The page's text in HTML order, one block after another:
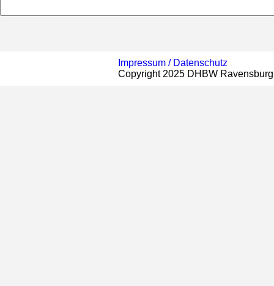
Impressum / Datenschutz
Copyright 2025 DHBW Ravensburg